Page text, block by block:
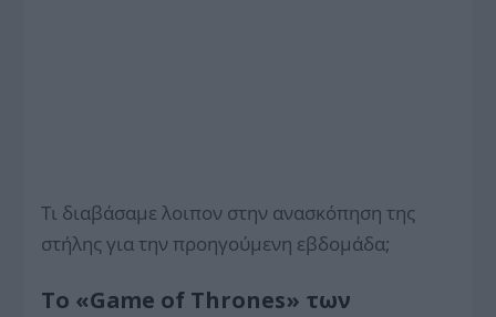
Τι διαβάσαμε λοιπον στην ανασκόπηση της
στήλης για την προηγούμενη εβδομάδα;
Το «Game of Thrones» των